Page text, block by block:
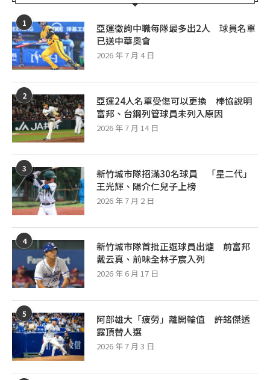
1
亞運徵詢中職每隊最多出2人 球員名單
已送中華奧會
2026 年 7 月 4 日
2
亞運24人名單受傷可以更換 棒協說明
富邦、台鋼列管球員未列入原因
2026 年 7 月 14 日
3
新竹城市隊招滿30名球員 「星二代」
王光輝、陽介仁兒子上榜
2026 年 7 月 2 日
4
新竹城市隊首批正選球員出爐 前富邦
戴云真、前味全林子宸入列
2026 年 6 月 17 日
5
阿部雄大「疲勞」離開輪值 許銘傑透
露頂替人選
2026 年 7 月 3 日